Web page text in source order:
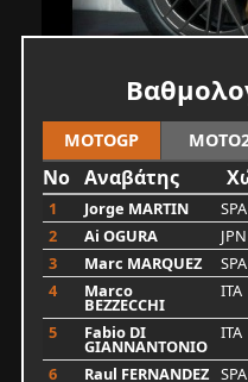
MOTOGP
No Αναβάτης
1 Jorge MARTIN SPA
2
Ai OGURA JPN
3
Marc MARQUEZ SPA
4
Marco
BEZZECCHI
ITA
5
Fabio DI
GIANNANTONIO
ITA
6
Raul FERNANDEZ SPA